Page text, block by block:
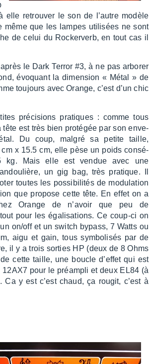
elle retrou­ver le son de l’autre modèle
même que les lampes utili­sées ne sont
de celui du Rocker­verb, en tout cas il
le Dark Terror #3, à ne pas arbo­rer
évoquant la dimen­sion « Métal » de
toujours avec Orange, c’est d’un chic
préci­sions pratiques : comme tous
tête est très bien proté­gée par son enve­
Du coup, malgré sa petite taille,
x 15.5 cm, elle pèse un poids consé­
kg. Mais elle est vendue avec une
un gig bag, très pratique. Il
toutes les possi­bi­li­tés de modu­la­tion
que propose cette tête. En effet on a
Orange de n’avoir que peu de
pour les égali­sa­tions. Ce coup-ci on
on/off et un switch bypass, 7 Watts ou
aigu et gain, tous symbo­li­sés par de
il y a trois sorties HP (deux de 8 Ohms
cette taille, une boucle d’ef­fet qui est
pour le préam­pli et deux EL84 (à
y est c’est chaud, ça rougit, c’est à